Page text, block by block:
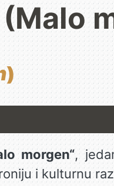
)
morgen“,
i kulturnu